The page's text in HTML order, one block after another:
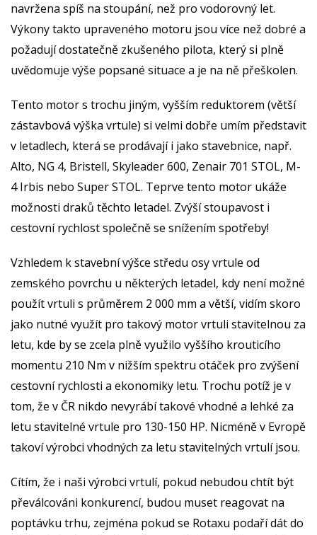
navržena spíš na stoupání, než pro vodorovný let.
Výkony takto upraveného motoru jsou více než dobré a
požadují dostatečně zkušeného pilota, který si plně
uvědomuje výše popsané situace a je na ně přeškolen.
Tento motor s trochu jiným, vyšším reduktorem (větší
zástavbová výška vrtule) si velmi dobře umím představit
v letadlech, která se prodávají i jako stavebnice, např.
Alto, NG 4, Bristell, Skyleader 600, Zenair 701 STOL, M-
4 Irbis nebo Super STOL. Teprve tento motor ukáže
možnosti draků těchto letadel. Zvýší stoupavost i
cestovní rychlost společně se snížením spotřeby!
Vzhledem k stavební výšce středu osy vrtule od
zemského povrchu u některých letadel, kdy není možné
použít vrtuli s průměrem 2 000 mm a větší, vidím skoro
jako nutné využít pro takový motor vrtuli stavitelnou za
letu, kde by se zcela plně využilo vyššího krouticího
momentu 210 Nm v nižším spektru otáček pro zvýšení
cestovní rychlosti a ekonomiky letu. Trochu potíž je v
tom, že v ČR nikdo nevyrábí takové vhodné a lehké za
letu stavitelné vrtule pro 130-150 HP. Nicméně v Evropě
takoví výrobci vhodných za letu stavitelných vrtulí jsou.
Cítím, že i naši výrobci vrtulí, pokud nebudou chtít být
převálcováni konkurencí, budou muset reagovat na
poptávku trhu, zejména pokud se Rotaxu podaří dát do